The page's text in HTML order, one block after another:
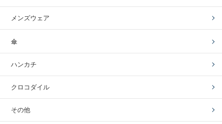
メンズウェア
傘
ハンカチ
クロコダイル
その他